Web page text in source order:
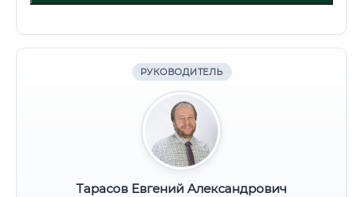
РУКОВОДИТЕЛЬ
Тарасов Евгений Александрович